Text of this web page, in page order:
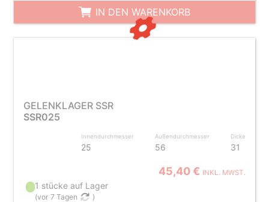
IN DEN WARENKORB
GELENKLAGER SSR
SSR025
Innendurchmesser
25
Außendurchmesser
56
Dicke
31
45,40 € INKL. MWST.
1 stücke auf Lager
(vor 7 Tagen )